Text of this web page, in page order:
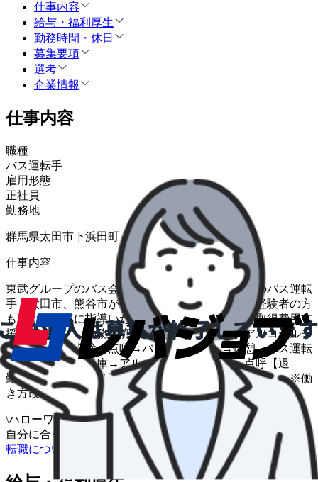
仕事内容
給与・福利厚生
勤務時間・休日
募集要項
選考
企業情報
仕事内容
職種
バス運転手
雇用形態
正社員
勤務地
群馬県太田市下浜田町 ４７４−２４
仕事内容
東武グループのバス会社「朝日バス太田営業所」のバス運転
手 太田市、熊谷市が主要運行エリアです。 未経験者の方
も一から丁寧に指導いたします。 大型二種免許取得費用支
援制度あり。 勤務の流れ（一例） 【出勤】アルコールチ
ェック・車両点検・点呼→バス運転業務 →休憩→バス運転
業務→営業所に帰庫→アルコールチェック ・点呼【退
勤】 ※就業時間は運行ダイヤによって異なります。 ※働
き方改革関連認定企業 変更範囲：会社の定める業務
\ハローワークの求人も一括管理
自分に合う求人を探してもらう /
転職について相談する